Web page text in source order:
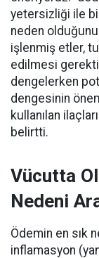
yetersizliği ile
neden
işlenmiş etler,
edilmesi
dengelerken
dengesinin
kullanılan
belirtti.
Vücutta
Nedeni
Ödemin en sık
inflamasyon